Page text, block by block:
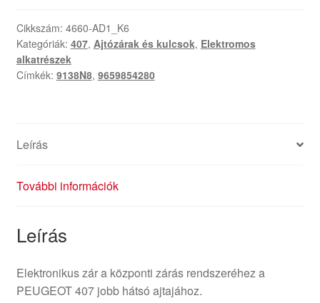
407
9659854280
9138N8
mennyiség
Cikkszám: 4660-AD1_K6
Kategóriák: 407, Ajtózárak és kulcsok, Elektromos
alkatrészek
Címkék: 9138N8, 9659854280
Leírás
További információk
Leírás
Elektronikus zár a központi zárás rendszeréhez a
PEUGEOT 407 jobb hátsó ajtajához.